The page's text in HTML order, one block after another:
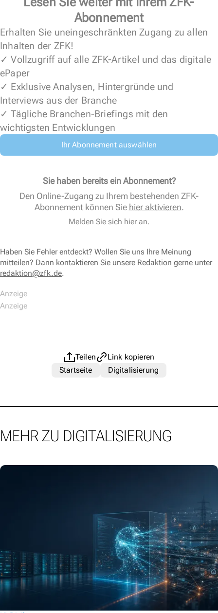
Abonnement
Erhalten Sie uneingeschränkten Zugang zu allen
Inhalten der ZFK!
✓ Vollzugriff auf alle ZFK-Artikel und das digitale
ePaper
✓ Exklusive Analysen, Hintergründe und
Interviews aus der Branche
✓ Tägliche Branchen-Briefings mit den
wichtigsten Entwicklungen
Ihr Abonnement auswählen
Sie haben bereits ein Abonnement?
Den Online-Zugang zu Ihrem bestehenden ZFK-
Abonnement können Sie hier aktivieren.
Melden Sie sich hier an.
Haben Sie Fehler entdeckt? Wollen Sie uns Ihre Meinung
mitteilen? Dann kontaktieren Sie unsere Redaktion gerne unter
redaktion@zfk.de.
Teilen
Link kopieren
Startseite
Digitalisierung
MEHR ZU DIGITALISIERUNG